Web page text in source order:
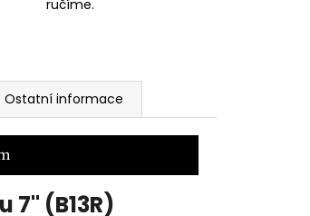
ručíme.
Ostatní informace
7" (B13R)